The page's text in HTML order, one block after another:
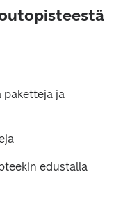
paketteja ja
edustalla